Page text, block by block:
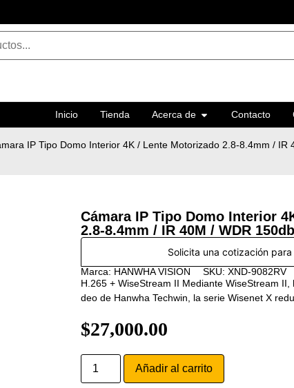
Inicio Tienda Acerca de Contacto
IP Tipo Domo Interior 4K / Lente Motorizado 2.8-8.4mm / IR
Cámara IP Tipo Domo Interior
2.8-8.4mm / IR 40M / WDR
Solicita una cotización
Marca: HANWHA VISION
SKU: XND-9082RV
H.265 + WiseStream II Mediante WiseStream
deo de Hanwha Techwin, la serie Wisenet X
$27,000.00
Añadir al carrito